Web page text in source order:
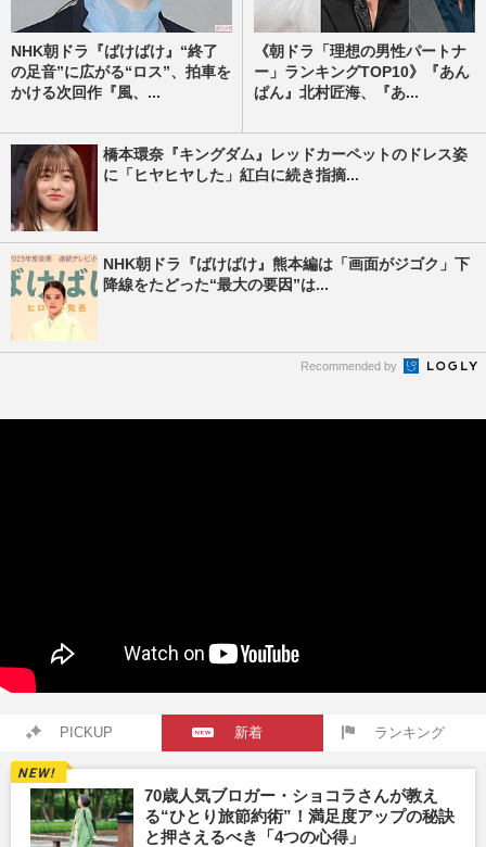
NHK朝ドラ『ばけばけ』“終了
の足音”に広がる“ロス”、拍車を
かける次回作『風、...
《朝ドラ「理想の男性パートナ
ー」ランキングTOP10》『あん
ぱん』北村匠海、『あ...
橋本環奈『キングダム』レッドカーペットのドレス姿
に「ヒヤヒヤした」紅白に続き指摘...
NHK朝ドラ『ばけばけ』熊本編は「画面がジゴク」下
降線をたどった“最大の要因”は...
Recommended by
PICKUP 新着 ランキング
70歳人気ブロガー・ショコラさんが教え
る“ひとり旅節約術”！満足度アップの秘訣
と押さえるべき「4つの心得」